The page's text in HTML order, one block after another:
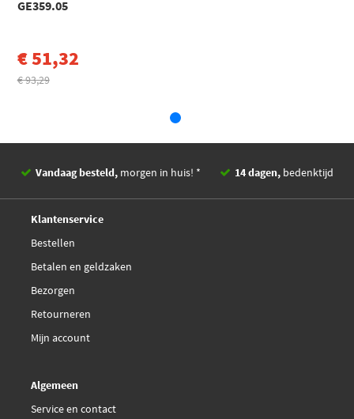
Hepu PK06210
IPD 15-0510
IPD 64-3414
GE359.05
€ 51,32
€ 93,29
Vandaag besteld, morgen in huis! * 14 dagen, bedenktijd
Klantenservice
Bestellen
Betalen en geldzaken
Bezorgen
Retourneren
Mijn account
Algemeen
Service en contact